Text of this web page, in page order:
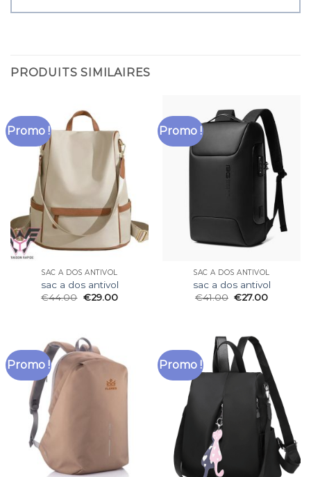
PRODUITS SIMILAIRES
Promo !
SAC A DOS ANTIVOL
sac a dos antivol
€44.00 €29.00
Promo !
SAC A DOS ANTIVOL
sac a dos antivol
€41.00 €27.00
Promo ! Promo !